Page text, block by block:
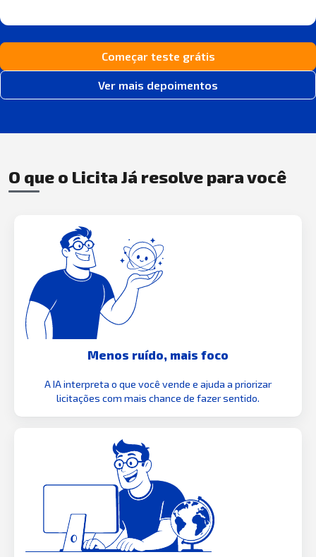
Começar teste grátis
Ver mais depoimentos
O que o Licita Já resolve para você
Menos ruído, mais foco
A IA interpreta o que você vende e ajuda a priorizar
licitações com mais chance de fazer sentido.